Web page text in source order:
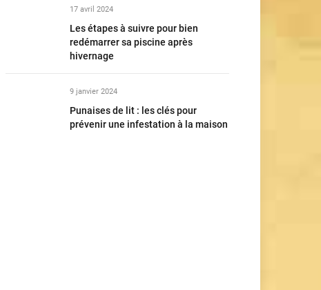
17 avril 2024
Les étapes à suivre pour bien
redémarrer sa piscine après
hivernage
9 janvier 2024
Punaises de lit : les clés pour
prévenir une infestation à la maison